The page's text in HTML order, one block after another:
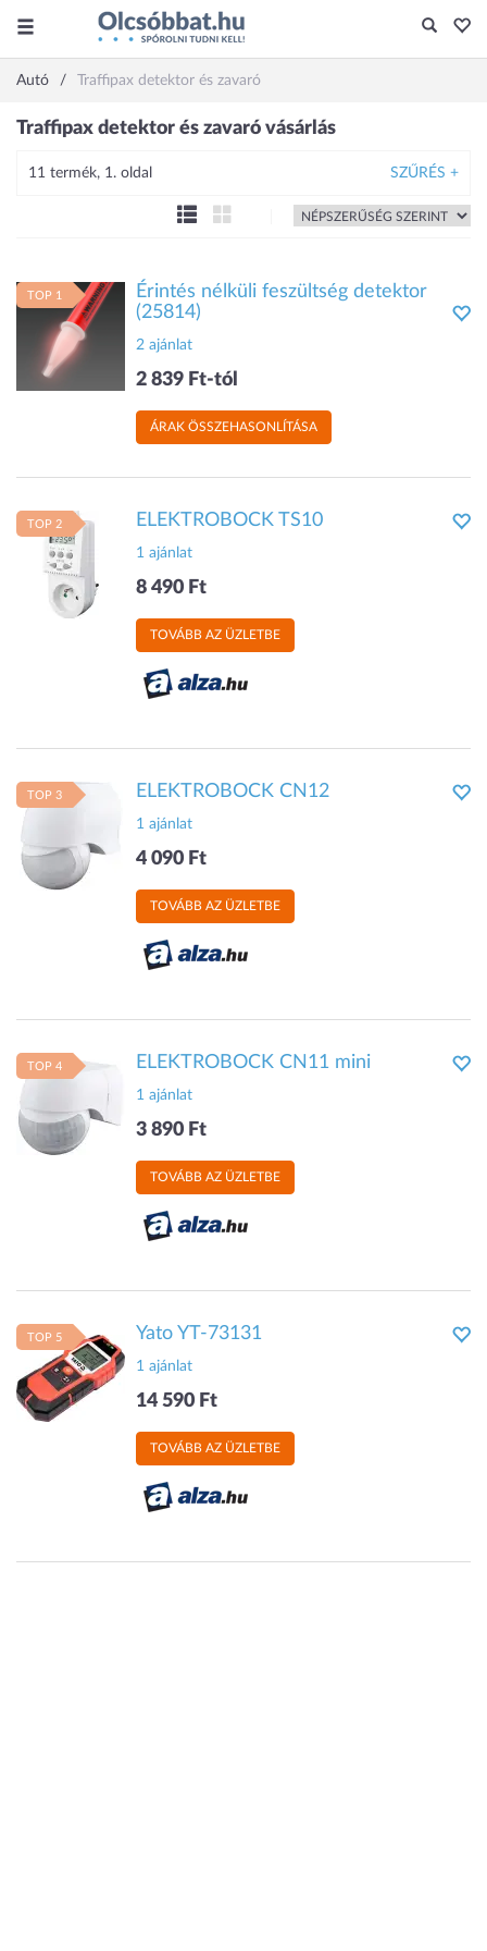
Autó Traffipax detektor és zavaró
Traffipax detektor és zavaró vásárlás
11 termék, 1. oldal SZŰRÉS +
TOP 1
Érintés nélküli feszültség detektor
(25814)
2 ajánlat
2 839 Ft-tól
ÁRAK ÖSSZEHASONLÍTÁSA
TOP 2 ELEKTROBOCK TS10
1 ajánlat
8 490 Ft
TOVÁBB AZ ÜZLETBE
TOP 3 ELEKTROBOCK CN12
1 ajánlat
4 090 Ft
TOVÁBB AZ ÜZLETBE
TOP 4 ELEKTROBOCK CN11 mini
1 ajánlat
3 890 Ft
TOVÁBB AZ ÜZLETBE
TOP 5 Yato YT-73131
1 ajánlat
14 590 Ft
TOVÁBB AZ ÜZLETBE